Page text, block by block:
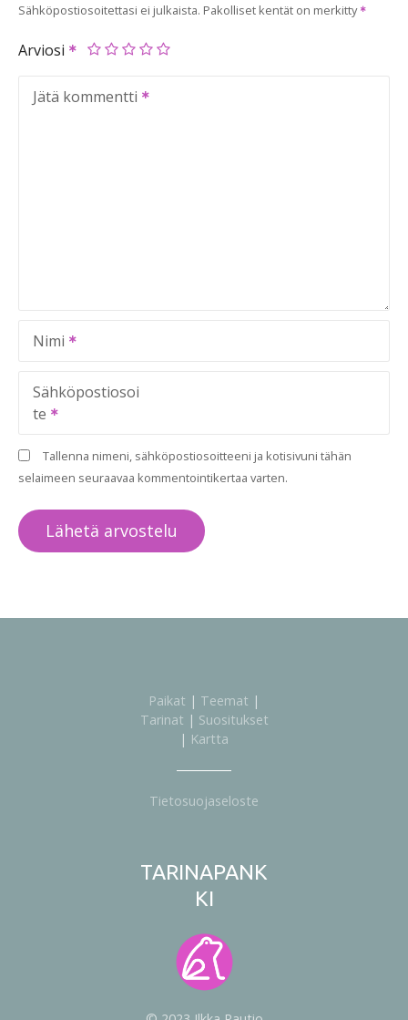
Sähköpostiosoitettasi ei julkaista. Pakolliset kentät on merkitty
Arviosi
Jätä kommentti
Nimi
Sähköpostiosoi
te
Tallenna nimeni, sähköpostiosoitteeni ja kotisivuni tähän
selaimeen seuraavaa kommentointikertaa varten.
Paikat | Teemat |
Tarinat | Suositukset
| Kartta
Tietosuojaseloste
TARINAPANK
KI